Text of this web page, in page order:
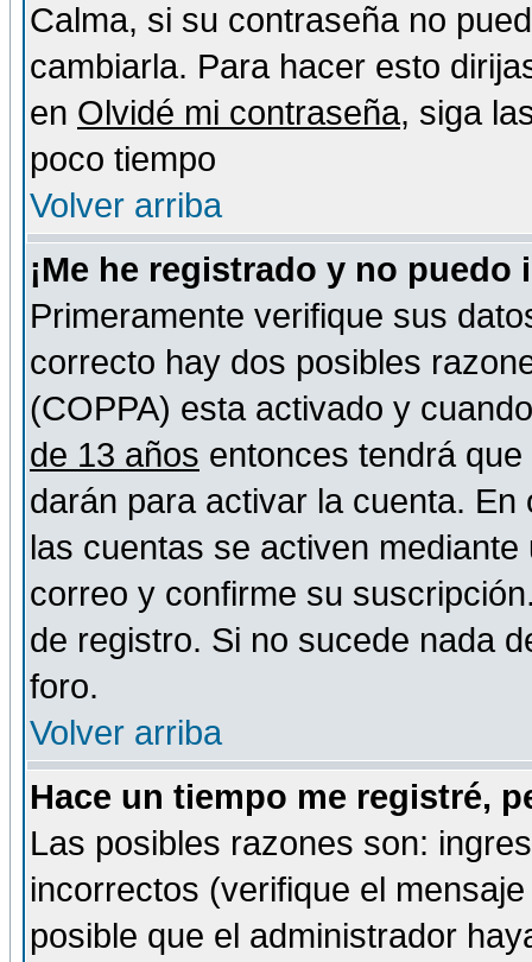
Calma, si su contraseña no
cambiarla. Para hacer esto
en Olvidé mi contraseña, siga
poco tiempo
Volver arriba
¡Me he registrado y no puedo
Primeramente verifique sus
correcto hay dos posibles
(COPPA) esta activado y
de 13 años entonces tendrá
darán para activar la cuenta.
las cuentas se activen
correo y confirme su
de registro. Si no sucede nada
foro.
Volver arriba
Hace un tiempo me registré,
Las posibles razones son:
incorrectos (verifique el
posible que el administrador